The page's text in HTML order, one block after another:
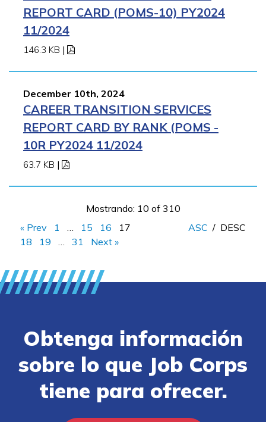
REPORT CARD (POMS-10) PY2024
11/2024
146.3 KB |
December 10th, 2024
CAREER TRANSITION SERVICES
REPORT CARD BY RANK (POMS -
10R PY2024 11/2024
63.7 KB |
Mostrando: 10 of 310
« Prev
1 15 16
17
18
19 31 Next »
ASC / DESC
Obtenga información
sobre lo que Job Corps
tiene para ofrecer.